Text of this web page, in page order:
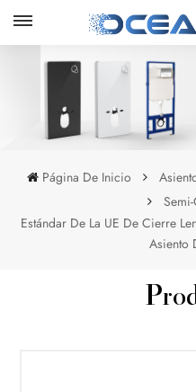
Página De Inicio
Estándar De La UE De Cierre
Asiento